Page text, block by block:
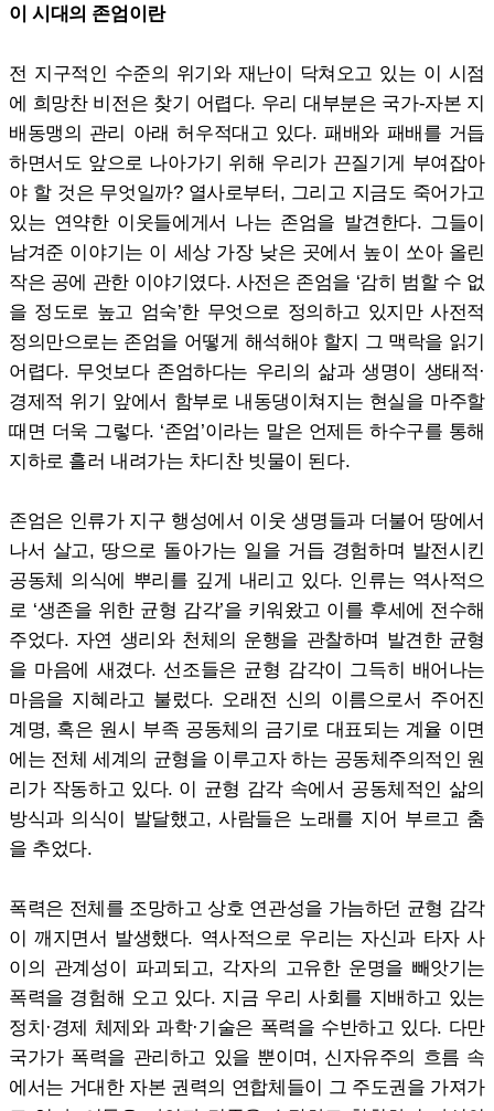
이 시대의 존엄이란
전 지구적인 수준의 위기와 재난이 닥쳐오고 있는 이 시점
에 희망찬 비전은 찾기 어렵다. 우리 대부분은 국가-자본 지
배동맹의 관리 아래 허우적대고 있다. 패배와 패배를 거듭
하면서도 앞으로 나아가기 위해 우리가 끈질기게 부여잡아
야 할 것은 무엇일까? 열사로부터, 그리고 지금도 죽어가고
있는 연약한 이웃들에게서 나는 존엄을 발견한다. 그들이
남겨준 이야기는 이 세상 가장 낮은 곳에서 높이 쏘아 올린
작은 공에 관한 이야기였다. 사전은 존엄을 ‘감히 범할 수 없
을 정도로 높고 엄숙’한 무엇으로 정의하고 있지만 사전적
정의만으로는 존엄을 어떻게 해석해야 할지 그 맥락을 읽기
어렵다. 무엇보다 존엄하다는 우리의 삶과 생명이 생태적·
경제적 위기 앞에서 함부로 내동댕이쳐지는 현실을 마주할
때면 더욱 그렇다. ‘존엄’이라는 말은 언제든 하수구를 통해
지하로 흘러 내려가는 차디찬 빗물이 된다.
존엄은 인류가 지구 행성에서 이웃 생명들과 더불어 땅에서
나서 살고, 땅으로 돌아가는 일을 거듭 경험하며 발전시킨
공동체 의식에 뿌리를 깊게 내리고 있다. 인류는 역사적으
로 ‘생존을 위한 균형 감각’을 키워왔고 이를 후세에 전수해
주었다. 자연 생리와 천체의 운행을 관찰하며 발견한 균형
을 마음에 새겼다. 선조들은 균형 감각이 그득히 배어나는
마음을 지혜라고 불렀다. 오래전 신의 이름으로서 주어진
계명, 혹은 원시 부족 공동체의 금기로 대표되는 계율 이면
에는 전체 세계의 균형을 이루고자 하는 공동체주의적인 원
리가 작동하고 있다. 이 균형 감각 속에서 공동체적인 삶의
방식과 의식이 발달했고, 사람들은 노래를 지어 부르고 춤
을 추었다.
폭력은 전체를 조망하고 상호 연관성을 가늠하던 균형 감각
이 깨지면서 발생했다. 역사적으로 우리는 자신과 타자 사
이의 관계성이 파괴되고, 각자의 고유한 운명을 빼앗기는
폭력을 경험해 오고 있다. 지금 우리 사회를 지배하고 있는
정치·경제 체제와 과학·기술은 폭력을 수반하고 있다. 다만
국가가 폭력을 관리하고 있을 뿐이며, 신자유주의 흐름 속
에서는 거대한 자본 권력의 연합체들이 그 주도권을 가져가